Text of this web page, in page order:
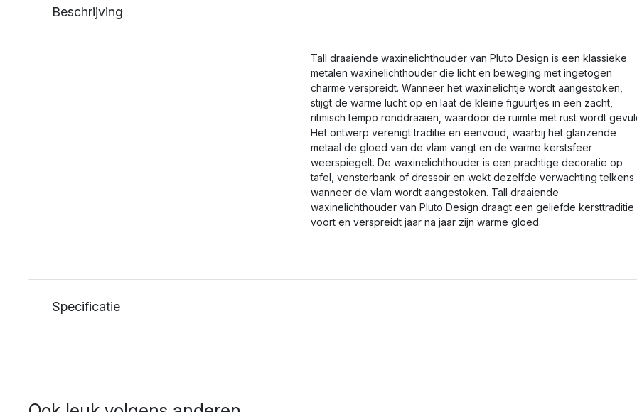
Beschrijving
Tall draaiende waxinelichthouder van Pluto Design is een klassieke
metalen waxinelichthouder die licht en beweging met ingetogen
charme verspreidt. Wanneer het waxinelichtje wordt aangestoken,
stijgt de warme lucht op en laat de kleine figuurtjes in een zacht,
ritmisch tempo ronddraaien, waardoor de ruimte met rust wordt
Het ontwerp verenigt traditie en eenvoud, waarbij het glanzende
metaal de gloed van de vlam vangt en de warme kerstsfeer
weerspiegelt. De waxinelichthouder is een prachtige decoratie op
tafel, vensterbank of dressoir en wekt dezelfde verwachting telkens
wanneer de vlam wordt aangestoken. Tall draaiende
waxinelichthouder van Pluto Design draagt een geliefde kersttraditie
voort en verspreidt jaar na jaar zijn warme gloed.
Specificatie